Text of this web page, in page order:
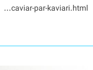
caviar-par-kaviari.html...